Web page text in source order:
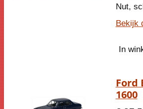
Nut,
Bekijk
In
Ford
1600